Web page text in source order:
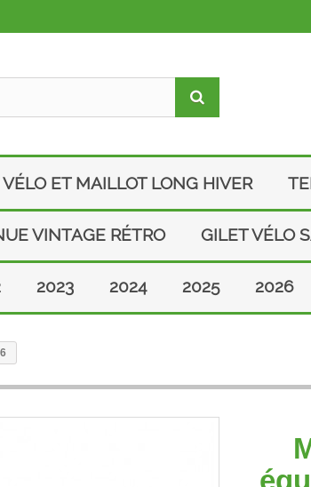
ET MAILLOT LONG HIVER
VINTAGE RÉTRO GILET VÉLO
2023 2024 2025 2026